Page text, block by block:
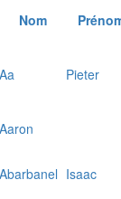
Nom
Aa Pieter
Aaron
Abarbanel Isaac